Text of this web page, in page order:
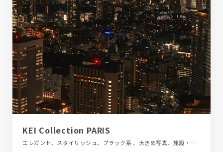
KEI Collection PARIS
エレガント、スタイリッシュ、ブラック系 、大きめ写真、施設・店舗サイト、飲食店・グルメ・ウェディング